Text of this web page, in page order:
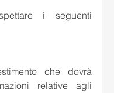
i seguenti
che dovrà
relative agli